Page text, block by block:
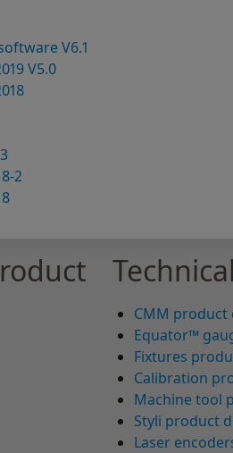
V6.1
V5.0
2
CMM product
Equator™
Fixtures
Calibration
Machine tool
Styli product
Laser